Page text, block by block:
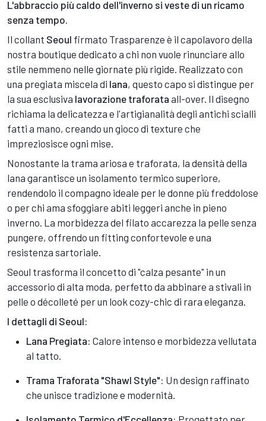
L'abbraccio più caldo dell'inverno si veste di un ricamo
senza tempo.
Il collant Seoul firmato Trasparenze è il capolavoro della
nostra boutique dedicato a chi non vuole rinunciare allo
stile nemmeno nelle giornate più rigide. Realizzato con
una pregiata miscela di lana, questo capo si distingue per
la sua esclusiva lavorazione traforata all-over. Il disegno
richiama la delicatezza e l'artigianalità degli antichi scialli
fatti a mano, creando un gioco di texture che
impreziosisce ogni mise.
Nonostante la trama ariosa e traforata, la densità della
lana garantisce un isolamento termico superiore,
rendendolo il compagno ideale per le donne più freddolose
o per chi ama sfoggiare abiti leggeri anche in pieno
inverno. La morbidezza del filato accarezza la pelle senza
pungere, offrendo un fitting confortevole e una
resistenza sartoriale.
Seoul trasforma il concetto di "calza pesante" in un
accessorio di alta moda, perfetto da abbinare a stivali in
pelle o décolleté per un look cozy-chic di rara eleganza.
I dettagli di Seoul:
Lana Pregiata: Calore intenso e morbidezza vellutata
al tatto.
Trama Traforata "Shawl Style": Un design raffinato
che unisce tradizione e modernità.